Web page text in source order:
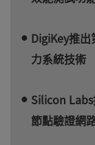
DigiKey推
力系統技術
Silicon
節點驗證網